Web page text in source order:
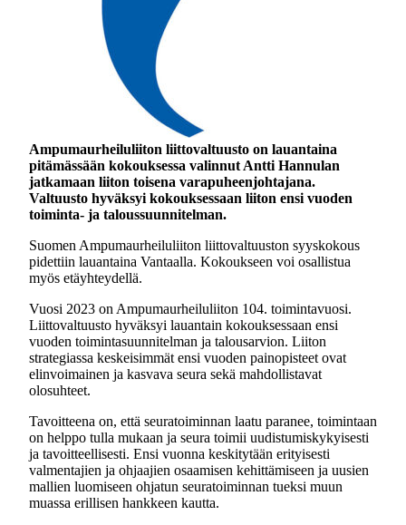
Ampumaurheiluliiton liittovaltuusto on lauantaina
pitämässään kokouksessa valinnut Antti Hannulan
jatkamaan liiton toisena varapuheenjohtajana.
Valtuusto hyväksyi kokouksessaan liiton ensi vuoden
toiminta- ja taloussuunnitelman.
Suomen Ampumaurheiluliiton liittovaltuuston syyskokous
pidettiin lauantaina Vantaalla. Kokoukseen voi osallistua
myös etäyhteydellä.
Vuosi 2023 on Ampumaurheiluliiton 104. toimintavuosi.
Liittovaltuusto hyväksyi lauantain kokouksessaan ensi
vuoden toimintasuunnitelman ja talousarvion. Liiton
strategiassa keskeisimmät ensi vuoden painopisteet ovat
elinvoimainen ja kasvava seura sekä mahdollistavat
olosuhteet.
Tavoitteena on, että seuratoiminnan laatu paranee, toimintaan
on helppo tulla mukaan ja seura toimii uudistumiskykyisesti
ja tavoitteellisesti. Ensi vuonna keskitytään erityisesti
valmentajien ja ohjaajien osaamisen kehittämiseen ja uusien
mallien luomiseen ohjatun seuratoiminnan tueksi muun
muassa erillisen hankkeen kautta.